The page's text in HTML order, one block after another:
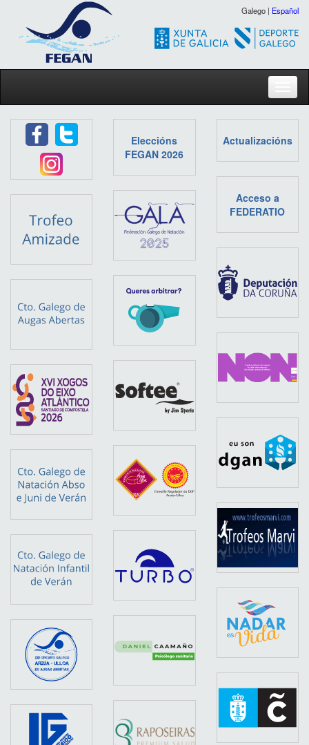
Galego | Español
Eleccións
FEGAN 2026
Actualizacións
Acceso a
FEDERATIO